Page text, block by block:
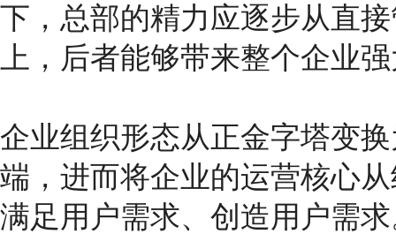
下，总部的精力应逐步从直
上，后者能够带来整个企业
企业组织形态从正金字塔变
端，进而将企业的运营核心
满足用户需求、创造用户需